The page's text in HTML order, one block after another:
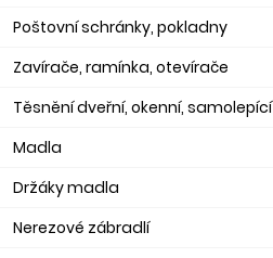
Poštovní schránky, pokladny
Zavírače, ramínka, otevírače
Těsnění dveřní, okenní, samolepící
Madla
Držáky madla
Nerezové zábradlí